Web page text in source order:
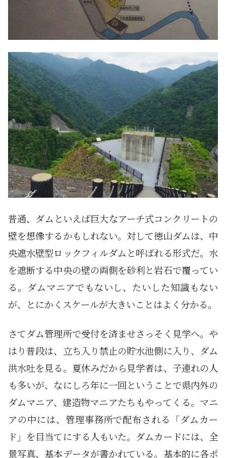
普通、ダムといえば巨大なアーチ式コンクリートの
壁を想像するかもしれない。対して徳山ダムは、中
央遮水壁型ロックフィルダムと呼ばれる形式だ。水
を遮断する中央の壁の両側を砂利と岩石で覆ってい
る。ダムマニアでもないし、たいした知識もない
が、とにかくスケールが大きいことはよく分かる。
さてダム管理所で受付を済ませさっそく見学へ。や
はり普段は、立ち入り禁止の貯水池側に入り、ダム
洪水吐を見る。夏休みだから見学者は、子連れの人
も多いが、なにしろ年に一回ということで県内外の
ダムマニア、建造物マニアたちもやってくる。マニ
アの中には、管理事務所で配布される「ダムカー
ド」を目当てにする人もいた。ダムカードには、全
景写真、基本データが書かれている。基本的に各ポ